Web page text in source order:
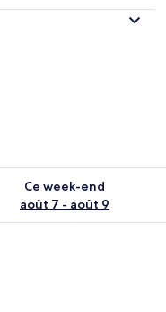
9
Ce week-end
août 7 - août 9
disponibilité pour ce
Fi gratuit, draps fournis